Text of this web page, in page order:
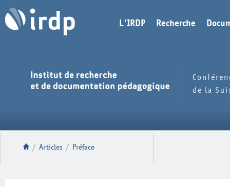
L'IRDP Recherche
de la
/ Articles / Préface